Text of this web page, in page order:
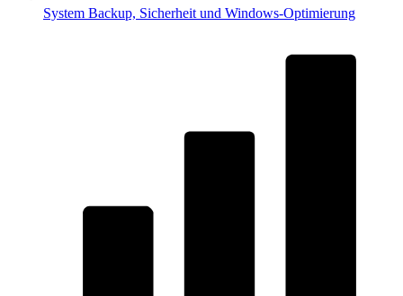
System Backup, Sicherheit und Windows-Optimierung